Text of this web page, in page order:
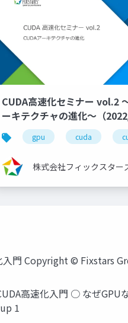
深層学習 visualslam
CUDA高速化セミナー vol.2
ーキテクチャの進化～（
gpu cuda
株式会社フィックスター
入門 Copyright © Fixstars
高速化入門 ○ なぜ
1